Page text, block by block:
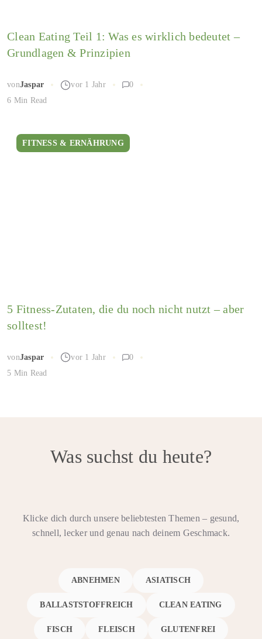
Clean Eating Teil 1: Was es wirklich bedeutet –
Grundlagen & Prinzipien
vonJaspar vor 1 Jahr
0
6 Min Read
FITNESS & ERNÄHRUNG
5 Fitness-Zutaten, die du noch nicht nutzt – aber
solltest!
vonJaspar vor 1 Jahr
0
5 Min Read
Was suchst du heute?
Klicke dich durch unsere beliebtesten Themen – gesund,
schnell, lecker und genau nach deinem Geschmack.
ABNEHMEN ASIATISCH
BALLASTSTOFFREICH CLEAN EATING
FISCH FLEISCH GLUTENFREI